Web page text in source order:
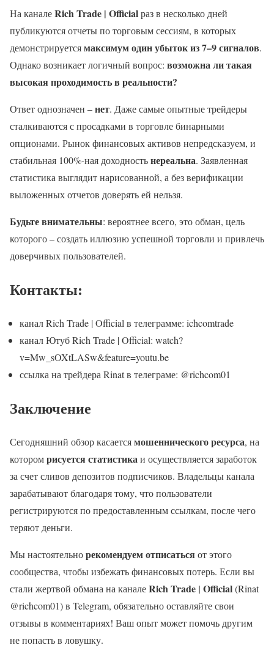
На каналеRich Trade | Officialраз в несколько дней
публикуются отчеты по торговым сессиям, в которых
демонстрируетсямаксимум один убыток из 7–9 сигналов.
Однако возникает логичный вопрос: возможна ли такая
высокая проходимость в реальности?
Ответ однозначен –нет. Даже самые опытные трейдеры
сталкиваются с просадками в торговле бинарными
опционами. Рынок финансовых активов непредсказуем, и
стабильная 100%-ная доходностьнереальна. Заявленная
статистика выглядит нарисованной, а без верификации
выложенных отчетов доверять ей нельзя.
Будьте внимательны: вероятнее всего, это обман, цель
которого – создать иллюзию успешной торговли и привлечь
доверчивых пользователей.
Контакты:
канал Rich Trade | Official в телеграмме: ichcomtrade
канал Ютуб Rich Trade | Official: watch?
v=Mw_sOXtLASw&feature=youtu.be
ссылка на трейдера Rinat в телеграме: @richcom01
Заключение
Сегодняшний обзор касаетсямошеннического ресурса, на
которомрисуется статистикаи осуществляется заработок
за счет сливов депозитов подписчиков. Владельцы канала
зарабатывают благодаря тому, что пользователи
регистрируются по предоставленным ссылкам, после чего
теряют деньги.
Мы настоятельнорекомендуем отписатьсяот этого
сообщества, чтобы избежать финансовых потерь. Если вы
стали жертвой обмана на каналеRich Trade | Official(Rinat
@richcom01) в Telegram, обязательно оставляйте свои
отзывы в комментариях! Ваш опыт может помочь другим
не попасть в ловушку.